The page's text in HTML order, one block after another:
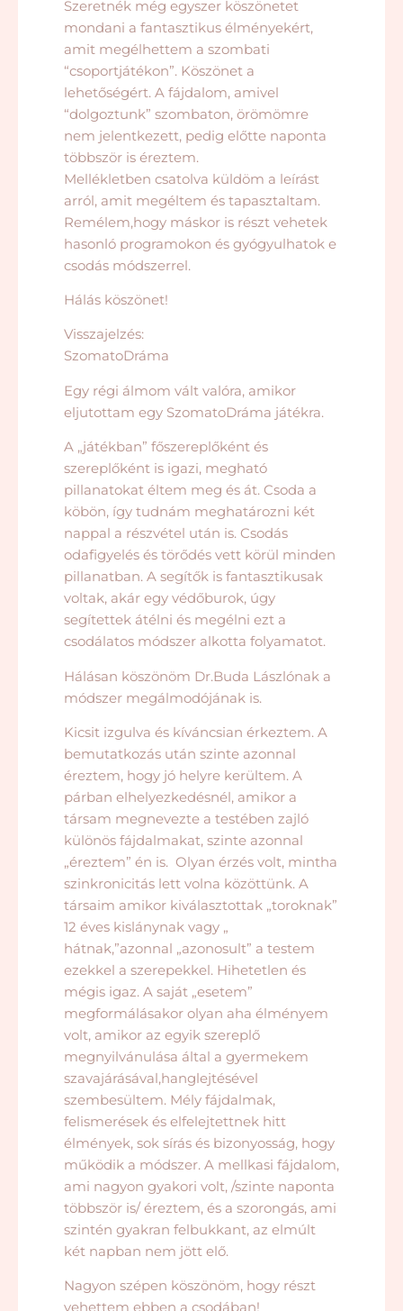
Szeretnék még egyszer köszönetet
mondani a fantasztikus élményekért,
amit megélhettem a szombati
“csoportjátékon”. Köszönet a
lehetőségért. A fájdalom, amivel
“dolgoztunk” szombaton, örömömre
nem jelentkezett, pedig előtte naponta
többször is éreztem.
Mellékletben csatolva küldöm a leírást
arról, amit megéltem és tapasztaltam.
Remélem,hogy máskor is részt vehetek
hasonló programokon és gyógyulhatok e
csodás módszerrel.
Hálás köszönet!
Visszajelzés:
SzomatoDráma
Egy régi álmom vált valóra, amikor
eljutottam egy SzomatoDráma játékra.
A „játékban” főszereplőként és
szereplőként is igazi, megható
pillanatokat éltem meg és át. Csoda a
köbön, így tudnám meghatározni két
nappal a részvétel után is. Csodás
odafigyelés és törődés vett körül minden
pillanatban. A segítők is fantasztikusak
voltak, akár egy védőburok, úgy
segítettek átélni és megélni ezt a
csodálatos módszer alkotta folyamatot.
Hálásan köszönöm Dr.Buda Lászlónak a
módszer megálmodójának is.
Kicsit izgulva és kíváncsian érkeztem. A
bemutatkozás után szinte azonnal
éreztem, hogy jó helyre kerültem. A
párban elhelyezkedésnél, amikor a
társam megnevezte a testében zajló
különös fájdalmakat, szinte azonnal
„éreztem” én is. Olyan érzés volt, mintha
szinkronicitás lett volna közöttünk. A
társaim amikor kiválasztottak „toroknak”
12 éves kislánynak vagy „
hátnak,”azonnal „azonosult” a testem
ezekkel a szerepekkel. Hihetetlen és
mégis igaz. A saját „esetem”
megformálásakor olyan aha élményem
volt, amikor az egyik szereplő
megnyilvánulása által a gyermekem
szavajárásával,hanglejtésével
szembesültem. Mély fájdalmak,
felismerések és elfelejtettnek hitt
élmények, sok sírás és bizonyosság, hogy
működik a módszer. A mellkasi fájdalom,
ami nagyon gyakori volt, /szinte naponta
többször is/ éreztem, és a szorongás, ami
szintén gyakran felbukkant, az elmúlt
két napban nem jött elő.
Nagyon szépen köszönöm, hogy részt
vehettem ebben a csodában!